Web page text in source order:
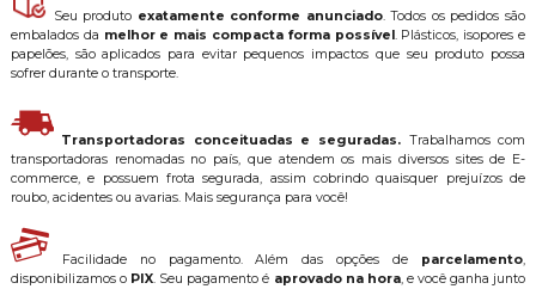
Seu produto exatamente conforme anunciado. Todos os pedidos são
embalados da melhor e mais compacta forma possível . Plásticos, isopores e
papelões, são aplicados para evitar pequenos impactos que seu produto possa
sofrer durante o transporte.
Transportadoras conceituadas e seguradas. Trabalhamos com
transportadoras renomadas no país, que atendem os mais diversos sites de E-
commerce, e possuem frota segurada, assim cobrindo quaisquer prejuízos de
roubo, acidentes ou avarias. Mais segurança para você!
Facilidade no pagamento. Além das opções de parcelamento,
disponibilizamos o PIX. Seu pagamento é aprovado na hora, e você ganha junto